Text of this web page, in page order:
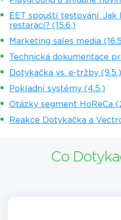
EET spouští testování.
restarací? (15.6.)
Marketing sales media
Technická dokumentace
Dotykačka vs. e-tržby (9.5.)
Pokladní systémy (4.5.)
Otázky segment HoReCa
Reakce Dotykačka a
Co